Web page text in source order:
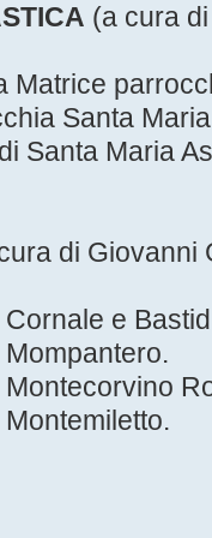
(a cura
Matrice
Santa
Santa Maria
di Giovanni
e